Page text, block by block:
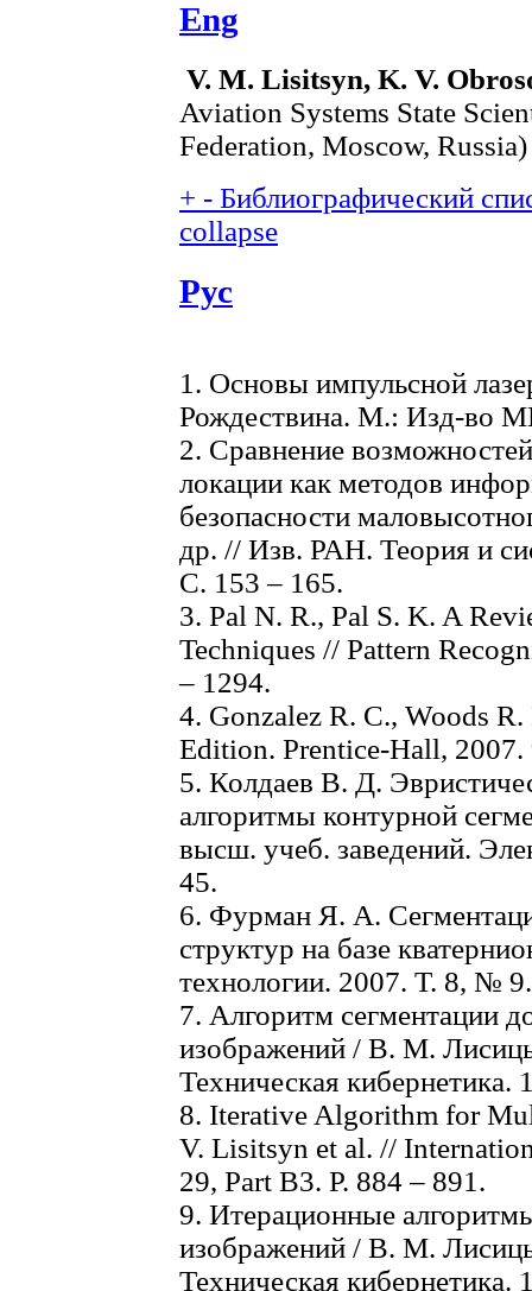
Eng
V. M. Lisitsyn, K. V.
Aviation Systems State
Federation, Moscow,
+ - Библиографический
collapse
Рус
1. Основы импульсной
Рождествина. М.: Изд-во
2. Сравнение
локации как методов
безопасности
др. // Изв. РАН. Теория и
С. 153 – 165.
3. Pal N. R., Pal S. K. A
Techniques // Pattern
– 1294.
4. Gonzalez R. C., Woods
Edition. Prentice-Hall, 2007.
5. Колдаев В. Д.
алгоритмы контурной
высш. учеб. заведений.
45.
6. Фурман Я. А.
структур на базе
технологии. 2007. Т. 8, №
7. Алгоритм сегментации
изображений / В. М.
Техническая
8. Iterative Algorithm for
V. Lisitsyn et al. //
29, Part B3. Р. 884 – 891.
9. Итерационные
изображений / В. М.
Техническая